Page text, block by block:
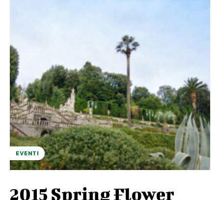
EVENTI
2015 Spring Flower